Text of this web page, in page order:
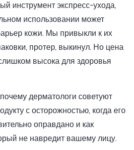
инструмент экспресс-ухода,
использовании может
кожи. Мы привыкли к их
протер, выкинул. Но цена
высока для здоровья
дерматологи советуют
с осторожностью, когда его
оправдано и как
не навредит вашему лицу.